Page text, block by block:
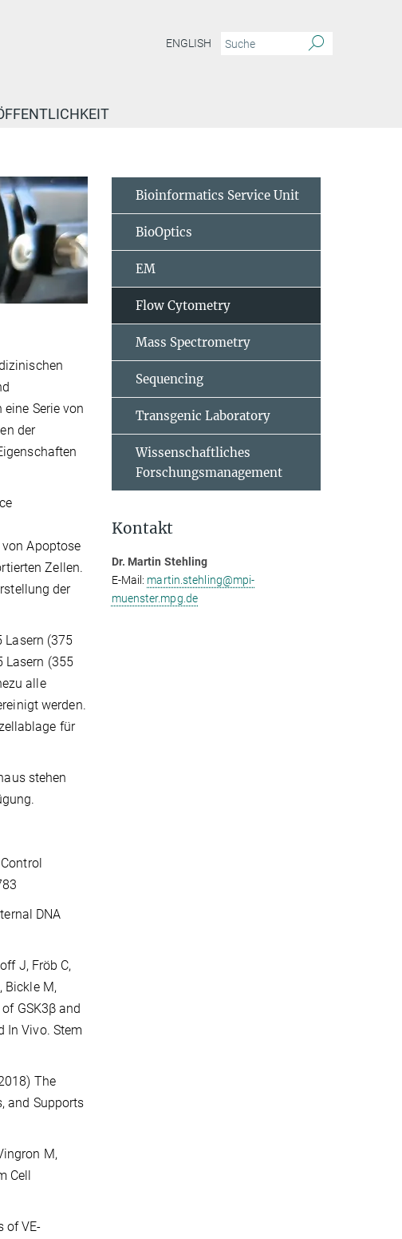
ENGLISH
Serie von
der
Apoptose
Zellen.
der
Lasern (375
Lasern (355
alle
werden.
für
stehen
DNA
J, Fröb C,
Bickle M,
GSK3β and
In Vivo. Stem
The
and Supports
M,
Cell
of VE-
Bioinformatics Service Unit
BioOptics
EM
Flow Cytometry
Mass Spectrometry
Sequencing
Transgenic Laboratory
Wissenschaftliches
Forschungsmanagement
Kontakt
Dr. Martin Stehling
E-Mail: martin.stehling@mpi-
muenster.mpg.de